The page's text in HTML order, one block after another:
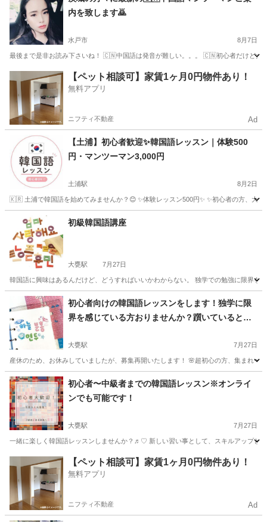
内を致します🙇
水戸市 8月7日
最後まで是非お読み下さいね！ 🇨🇳中国語は発音が難しい。。。 🇨🇳初心者だけど大
水戸市 中国語 マンツーマン
【ペット相談可】家賃1ヶ月0円物件あり！
無料アプリ
ニフティ不動産 Ad
【土浦】初心者歓迎✨韓国語レッスン｜体験500
円・マンツーマン3,000円
土浦駅 8月2日
🇰🇷 土浦で韓国語を始めてみませんか？😊 ✨体験レッスン500円✨ ✨初心者の方、大
茨城 土浦市 土浦駅 韓国語
初級韓国語講座
大甕駅 7月27日
韓国語に興味はあるんだけど、どうすればいいかわからない。 独学での勉強に限界
茨城 日立市 大甕駅 韓国語
初心者向けの韓国語レッスンをします！独学に限
界を感じている方おりませんか？躓いているとこ
大甕駅 7月27日
産休のため、お休みしていましたが、募集再開いたします！ 🌸超初心の方、集まれ
茨城 日立市 大甕駅 韓国語 先生
初心者〜中級者までの韓国語レッスン※オンライ
ンでも可能です！
大甕駅 7月27日
一緒に楽しく韓国語レッスンしませんか？♬︎♡ 新しい習い事として、スキルアップと
日立市 大甕駅 韓国語 TOPIK
【ペット相談可】家賃1ヶ月0円物件あり！
無料アプリ
ニフティ不動産 Ad